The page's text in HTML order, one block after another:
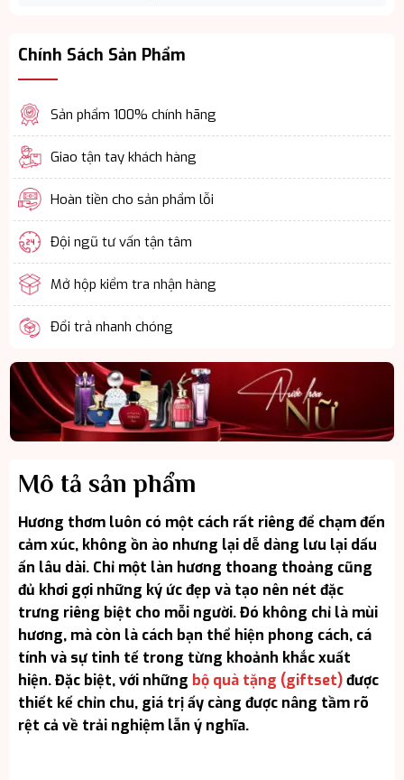
Chính Sách Sản Phẩm
Sản phẩm 100% chính hãng
Giao tận tay khách hàng
Hoàn tiền cho sản phẩm lỗi
Đội ngũ tư vấn tận tâm
Mở hộp kiểm tra nhận hàng
Đổi trả nhanh chóng
Mô tả sản phẩm
Hương thơm luôn có một cách rất riêng để chạm đến
cảm xúc, không ồn ào nhưng lại dễ dàng lưu lại dấu
ấn lâu dài. Chỉ một làn hương thoang thoảng cũng
đủ khơi gợi những ký ức đẹp và tạo nên nét đặc
trưng riêng biệt cho mỗi người. Đó không chỉ là mùi
hương, mà còn là cách bạn thể hiện phong cách, cá
tính và sự tinh tế trong từng khoảnh khắc xuất
hiện. Đặc biệt, với những bộ quà tặng (giftset)được
thiết kế chỉn chu, giá trị ấy càng được nâng tầm rõ
rệt cả về trải nghiệm lẫn ý nghĩa.